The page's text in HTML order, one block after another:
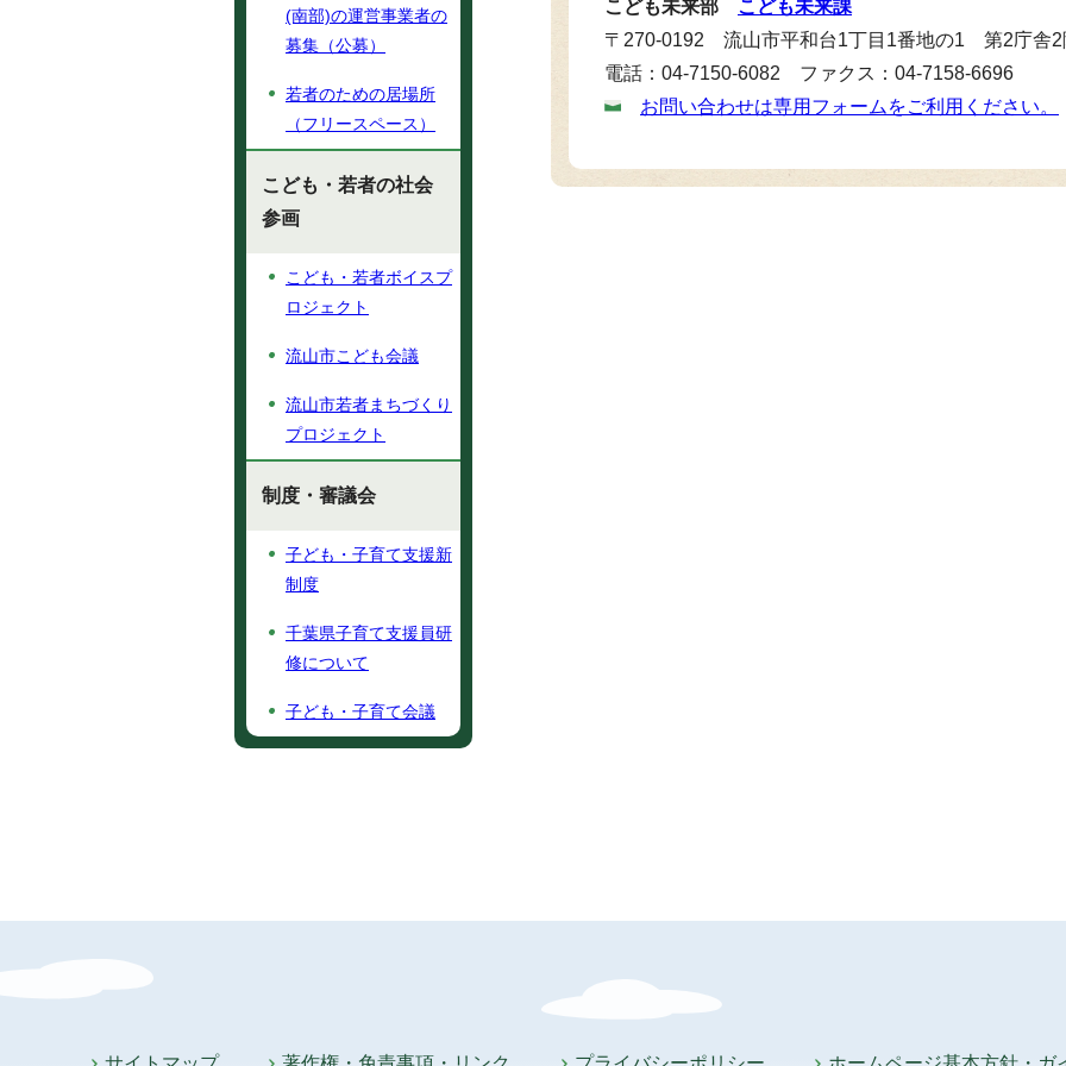
こども未来部 こども未来課
〒270-0192 流山市平和台1丁目1番地の1 第2庁舎2
電話：04-7150-6082 ファクス：04-7158-6696
お問い合わせは専用フォームをご利用ください。
(南部)の運営事業者の
募集（公募）
若者のための居場所
（フリースペース）
こども・若者の社会
参画
こども・若者ボイスプ
ロジェクト
流山市こども会議
流山市若者まちづくり
プロジェクト
制度・審議会
子ども・子育て支援新
制度
千葉県子育て支援員研
修について
子ども・子育て会議